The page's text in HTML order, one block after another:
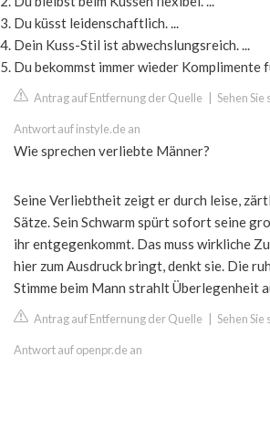
Du küsst leidenschaftlich. ...
Dein Kuss-Stil ist abwechslungsreich. ...
Du bekommst immer wieder Komplimente
Antrag auf Entfernung der Quelle Sehen
Antwort auf instyle.de an
Wie sprechen verliebte Männer?
Seine Verliebtheit zeigt er durch leise,
Sätze. Sein Schwarm spürt sofort seine
ihr entgegenkommt. Das muss wirkliche
hier zum Ausdruck bringt, denkt sie. Die
Stimme beim Mann strahlt Überlegenheit
Antrag auf Entfernung der Quelle Sehen
Antwort auf openpr.de an